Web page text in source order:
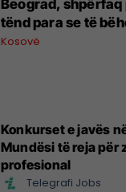
Beograd,
tënd para se të
president”, OVL e
Kosovë
Konkurset e javës
Mundësi të reja për
profesional
Telegrafi Jobs